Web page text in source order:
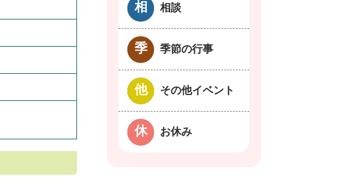
相談
季節の行事
その他イベント
お休み